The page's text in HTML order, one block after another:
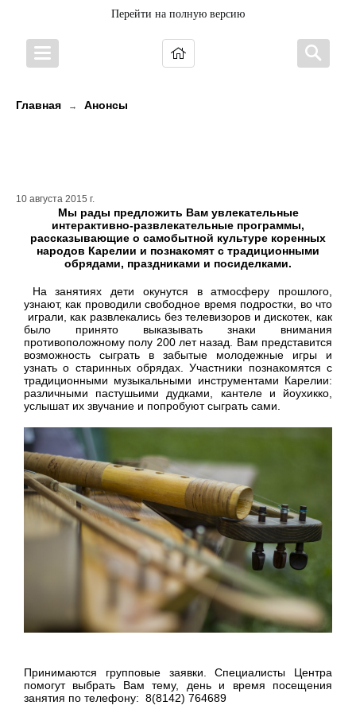
Перейти на полную версию
Главная → Анонсы
10 августа 2015 г.
Мы рады предложить Вам увлекательные
интерактивно-развлекательные программы,
рассказывающие о самобытной культуре коренных
народов Карелии и познакомят с традиционными
обрядами, праздниками и посиделками.
На занятиях дети окунутся в атмосферу прошлого,
узнают, как проводили свободное время подростки, во что
играли, как развлекались без телевизоров и дискотек, как
было принято выказывать знаки внимания
противоположному полу 200 лет назад. Вам представится
возможность сыграть в забытые молодежные игры и
узнать о старинных обрядах. Участники познакомятся с
традиционными музыкальными инструментами Карелии:
различными пастушьими дудками, кантеле и йоухикко,
услышат их звучание и попробуют сыграть сами.
Принимаются групповые заявки. Специалисты Центра
помогут выбрать Вам тему, день и время посещения
занятия по телефону: 8(8142) 764689